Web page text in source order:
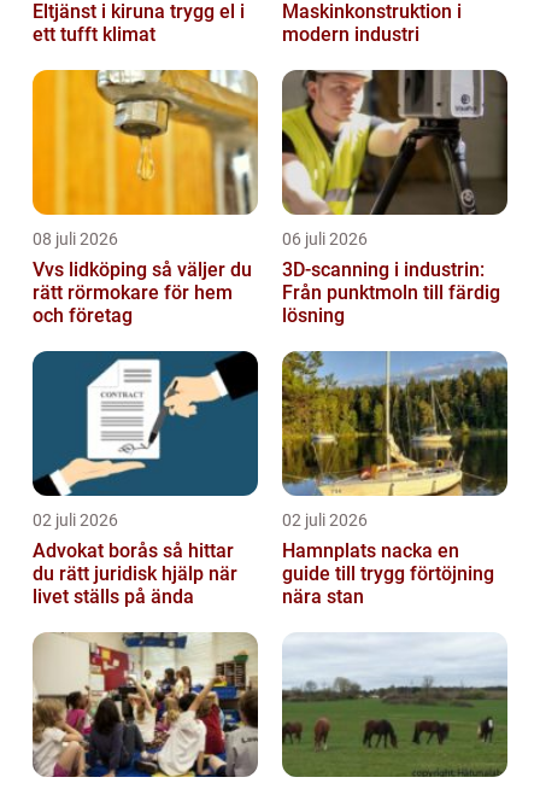
Eltjänst i kiruna trygg el i
ett tufft klimat
Maskinkonstruktion i
modern industri
08 juli 2026
Vvs lidköping så väljer du
rätt rörmokare för hem
och företag
06 juli 2026
3D-scanning i industrin:
Från punktmoln till färdig
lösning
02 juli 2026
Advokat borås så hittar
du rätt juridisk hjälp när
livet ställs på ända
02 juli 2026
Hamnplats nacka en
guide till trygg förtöjning
nära stan